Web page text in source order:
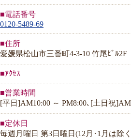
■電話番号
0120-5489-69
■住所
愛媛県松山市三番町4-3-10 竹尾ﾋﾞﾙ2F
■ｱｸｾｽ
■営業時間
[平日]AM10:00 ～ PM8:00､[土日祝
■定休日
毎週月曜日 第3日曜日(12月･1月は除